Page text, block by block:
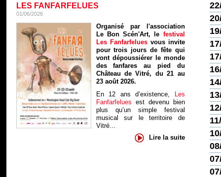
LES FANFARFELUES
01/06/2026
Organisé par l'association
Le Bon Scén'Art, le festival
Les Fanfarfelues vous invite
pour trois jours de fête qui
vont dépoussiérer le monde
des fanfares au pied du
Château de Vitré, du 21 au
23 août 2026.
En 12 ans d’existence, Les
Fanfarfelues est devenu bien
plus qu’un simple festival
musical sur le territoire de
Vitré...
Lire la suite